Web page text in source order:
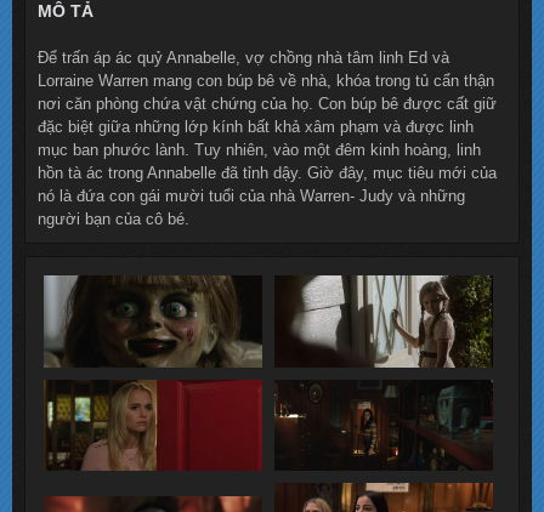
MÔ TẢ
Để trấn áp ác quỷ Annabelle, vợ chồng nhà tâm linh Ed và
Lorraine Warren mang con búp bê về nhà, khóa trong tủ cẩn thận
nơi căn phòng chứa vật chứng của họ. Con búp bê được cất giữ
đặc biệt giữa những lớp kính bất khả xâm phạm và được linh
mục ban phước lành. Tuy nhiên, vào một đêm kinh hoàng, linh
hồn tà ác trong Annabelle đã tỉnh dậy. Giờ đây, mục tiêu mới của
nó là đứa con gái mười tuổi của nhà Warren- Judy và những
người bạn của cô bé.